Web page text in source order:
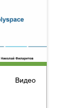
Видео